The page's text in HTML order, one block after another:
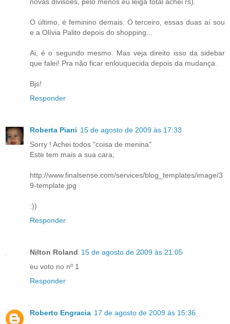
O último, é feminino demais. O terceiro, essas duas aí sou
e a Olívia Palito depois do shopping...
Ai, é o segundo mesmo. Mas veja direito isso da sidebar
que falei! Pra não ficar enlouquecida depois da mudança.
Bjs!
Responder
Roberta Piani 15 de agosto de 2009 às 17:33
Sorry ! Achei todos "coisa de menina"
Este tem mais a sua cara;
http://www.finalsense.com/services/blog_templates/image/3
9-template.jpg
:))
Responder
Nilton Roland 15 de agosto de 2009 às 21:05
eu voto no nº 1
Responder
Roberto Engracia 17 de agosto de 2009 às 15:36